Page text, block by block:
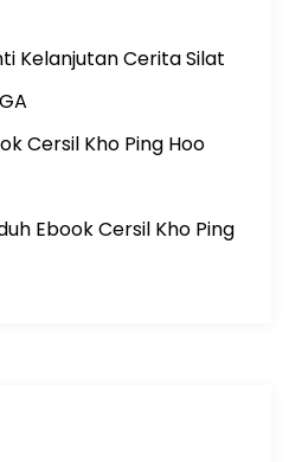
Kelanjutan Cerita Silat
Cersil Kho Ping Hoo
Ebook Cersil Kho Ping